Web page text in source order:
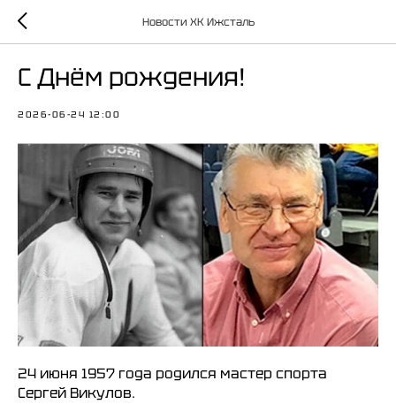
Новости ХК Ижсталь
С Днём рождения!
2026-06-24 12:00
24 июня 1957 года родился мастер спорта
Сергей Викулов.